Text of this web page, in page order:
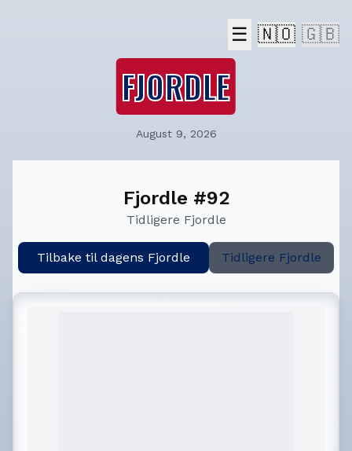
☰ 🇳🇴 🇬🇧
FJORDLE
August 9, 2026
Fjordle #92
Tidligere Fjordle
Tilbake til dagens Fjordle Tidligere Fjordle